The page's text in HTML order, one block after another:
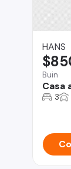
HANS
Buin
Casa
3